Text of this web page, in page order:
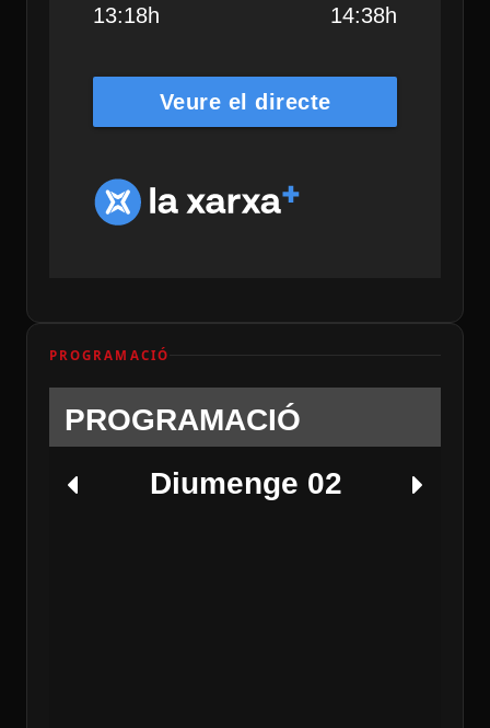
13:18h 14:38h
Veure el directe
PROGRAMACIÓ
PROGRAMACIÓ
Diumenge 02